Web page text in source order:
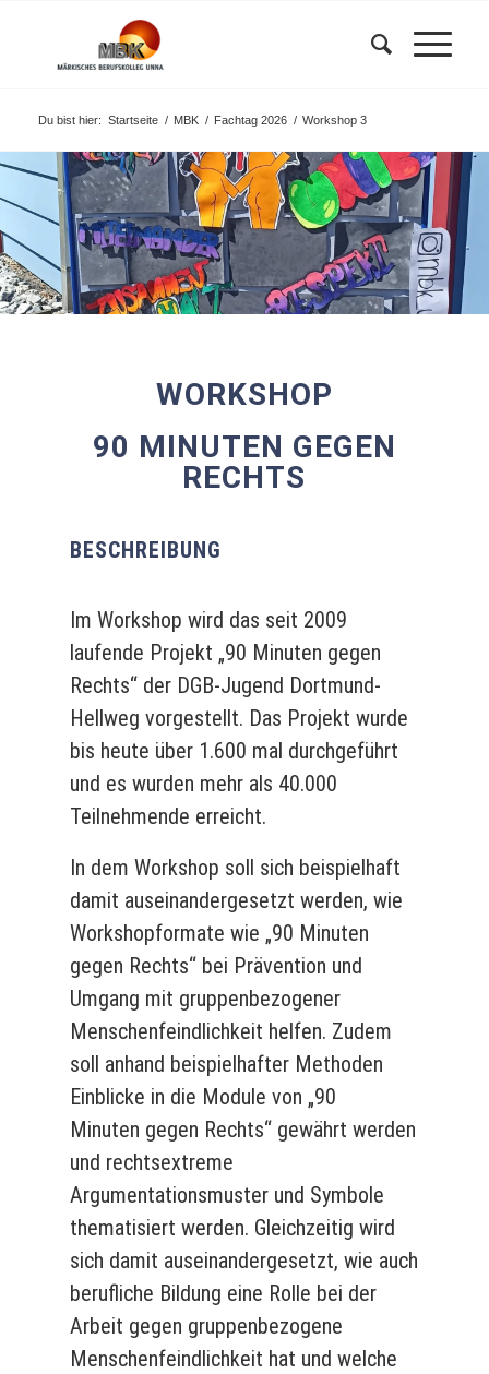
Du bist hier: Startseite / MBK / Fachtag 2026 / Workshop 3
WORKSHOP
90 MINUTEN GEGEN
RECHTS
BESCHREIBUNG
Im Workshop wird das seit 2009
laufende Projekt „90 Minuten gegen
Rechts“ der DGB-Jugend Dortmund-
Hellweg vorgestellt. Das Projekt wurde
bis heute über 1.600 mal durchgeführt
und es wurden mehr als 40.000
Teilnehmende erreicht.
In dem Workshop soll sich beispielhaft
damit auseinandergesetzt werden, wie
Workshopformate wie „90 Minuten
gegen Rechts“ bei Prävention und
Umgang mit gruppenbezogener
Menschenfeindlichkeit helfen. Zudem
soll anhand beispielhafter Methoden
Einblicke in die Module von „90
Minuten gegen Rechts“ gewährt werden
und rechtsextreme
Argumentationsmuster und Symbole
thematisiert werden. Gleichzeitig wird
sich damit auseinandergesetzt, wie auch
berufliche Bildung eine Rolle bei der
Arbeit gegen gruppenbezogene
Menschenfeindlichkeit hat und welche